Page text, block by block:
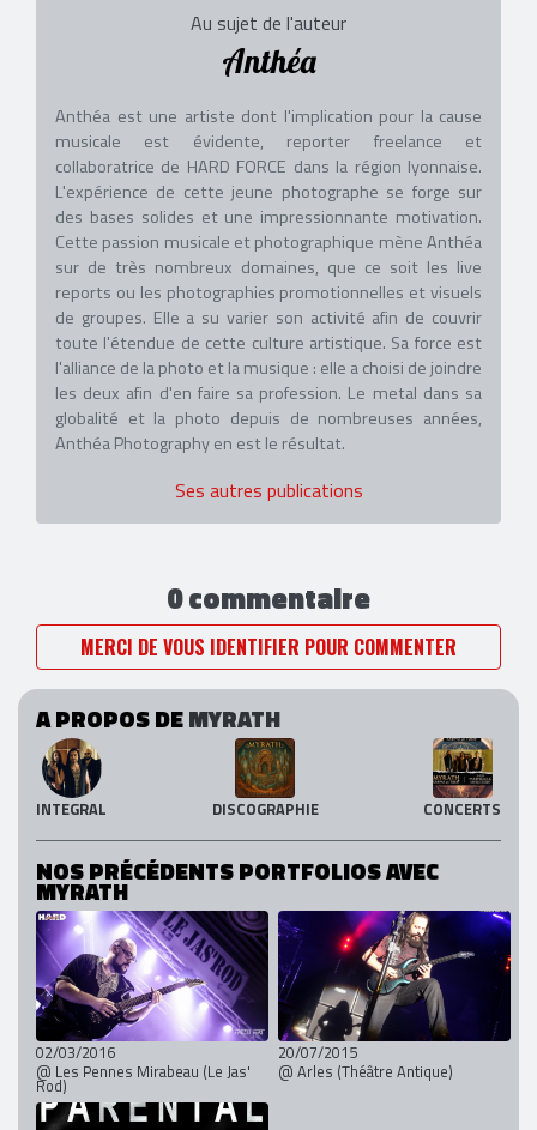
Au sujet de l'auteur
Anthéa
Anthéa est une artiste dont l'implication pour la cause
musicale est évidente, reporter freelance et
collaboratrice de HARD FORCE dans la région lyonnaise.
L'expérience de cette jeune photographe se forge sur
des bases solides et une impressionnante motivation.
Cette passion musicale et photographique mène Anthéa
sur de très nombreux domaines, que ce soit les live
reports ou les photographies promotionnelles et visuels
de groupes. Elle a su varier son activité afin de couvrir
toute l'étendue de cette culture artistique. Sa force est
l'alliance de la photo et la musique : elle a choisi de joindre
les deux afin d'en faire sa profession. Le metal dans sa
globalité et la photo depuis de nombreuses années,
Anthéa Photography en est le résultat.
Ses autres publications
0 commentaire
MERCI DE VOUS IDENTIFIER POUR COMMENTER
A PROPOS DEMYRATH
INTEGRAL DISCOGRAPHIE CONCERTS
NOS PRÉCÉDENTS PORTFOLIOS AVEC
MYRATH
02/03/2016
@ Les Pennes Mirabeau (Le Jas'
Rod)
20/07/2015
@ Arles (Théâtre Antique)